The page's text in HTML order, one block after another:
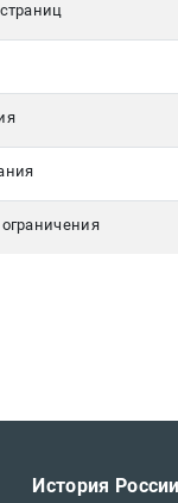
История России